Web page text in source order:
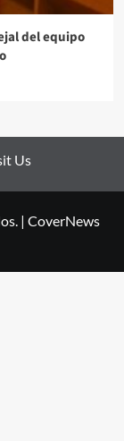
del equipo
Us
| CoverNews